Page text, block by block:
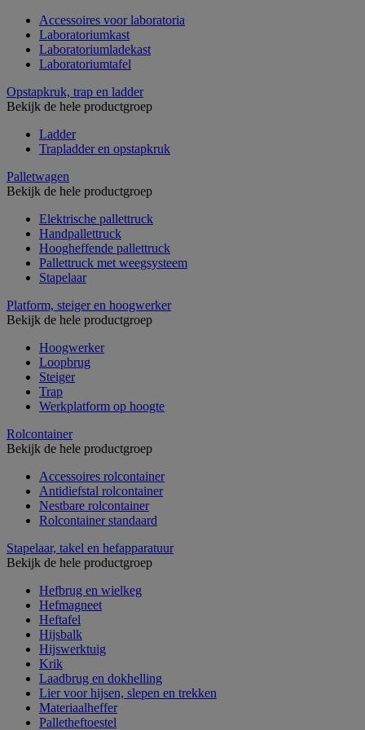
Accessoires voor laboratoria
Laboratoriumkast
Laboratoriumladekast
Laboratoriumtafel
Opstapkruk, trap en ladder
Bekijk de hele productgroep
Ladder
Trapladder en opstapkruk
Palletwagen
Bekijk de hele productgroep
Elektrische pallettruck
Handpallettruck
Hoogheffende pallettruck
Pallettruck met weegsysteem
Stapelaar
Platform, steiger en hoogwerker
Bekijk de hele productgroep
Hoogwerker
Loopbrug
Steiger
Trap
Werkplatform op hoogte
Rolcontainer
Bekijk de hele productgroep
Accessoires rolcontainer
Antidiefstal rolcontainer
Nestbare rolcontainer
Rolcontainer standaard
Stapelaar, takel en hefapparatuur
Bekijk de hele productgroep
Hefbrug en wielkeg
Hefmagneet
Heftafel
Hijsbalk
Hijswerktuig
Krik
Laadbrug en dokhelling
Lier voor hijsen, slepen en trekken
Materiaalheffer
Palletheftoestel